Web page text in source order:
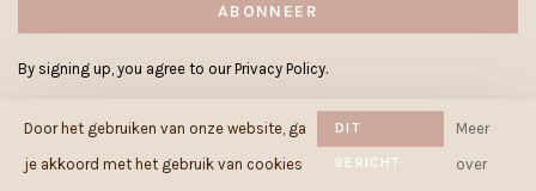
ABONNEER
By signing up, you agree to our Privacy Policy.
Door het gebruiken van onze website, ga
je akkoord met het gebruik van cookies
DIT
BERICHT
Meer
over